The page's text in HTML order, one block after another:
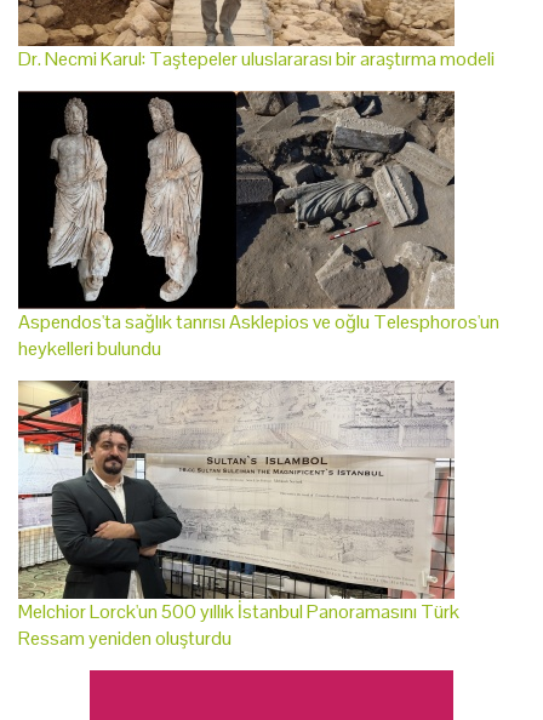
Dr. Necmi Karul: Taştepeler uluslararası bir araştırma modeli
Aspendos'ta sağlık tanrısı Asklepios ve oğlu Telesphoros'un
heykelleri bulundu
Melchior Lorck'un 500 yıllık İstanbul Panoramasını Türk
Ressam yeniden oluşturdu